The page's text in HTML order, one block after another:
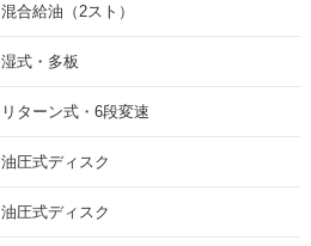
混合給油（2スト）
湿式・多板
リターン式・6段変速
油圧式ディスク
油圧式ディスク